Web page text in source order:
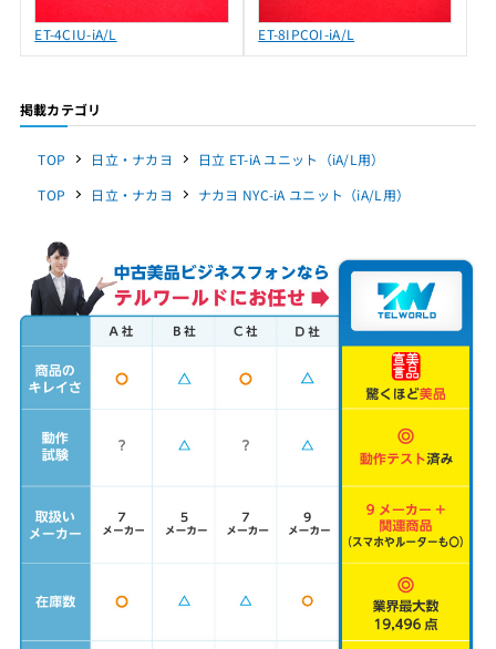
ET-4CIU-iA/L ET-8IPCOI-iA/L
掲載カテゴリ
TOP 日立・ナカヨ
日立 ET-iA ユニット（iA/L用）
TOP
日立・ナカヨ ナカヨ NYC-iA ユニット（iA/L用）